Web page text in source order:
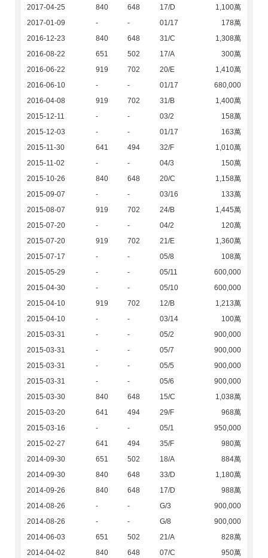
2017-04-25
840 648 17/D
1,100萬
2017-01-09
- - 01/17
178萬
2016-12-23
840 648 31/C
1,308萬
2016-08-22
651 502 17/A
300萬
2016-06-22
919 702 20/E
1,410萬
2016-06-10
- - 01/17
680,000
2016-04-08
919 702 31/B
1,400萬
2015-12-11
- - 03/2
158萬
2015-12-03
- - 01/17
163萬
2015-11-30
641 494 32/F
1,010萬
2015-11-02
- - 04/3
150萬
2015-10-26
840 648 20/C
1,158萬
2015-09-07
- - 03/16
133萬
2015-08-07
919 702 24/B
1,445萬
2015-07-20
- - 04/2
120萬
2015-07-20
919 702 21/E
1,360萬
2015-07-17
- - 05/8
108萬
2015-05-29
- - 05/11
600,000
2015-04-30
- - 05/10
600,000
2015-04-10
919 702 12/B
1,213萬
2015-04-10
- - 03/14
100萬
2015-03-31
- - 05/2
900,000
2015-03-31
- - 05/7
900,000
2015-03-31
- - 05/5
900,000
2015-03-31
- - 05/6
900,000
2015-03-30
840 648 15/C
1,038萬
2015-03-20
641 494 29/F
968萬
2015-03-16
- - 05/1
950,000
2015-02-27
641 494 35/F
980萬
2014-09-30
651 502 18/A
884萬
2014-09-30
840 648 33/D
1,180萬
2014-09-26
840 648 17/D
988萬
2014-08-26
- - G/3
900,000
2014-08-26
- - G/8
900,000
2014-06-03
651 502 21/A
828萬
2014-04-02
840 648 07/C
950萬